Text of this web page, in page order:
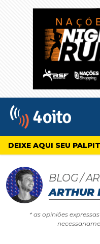
4oito
DEIXE AQUI SEU
BLOG /
ARTHUR
* as opiniões